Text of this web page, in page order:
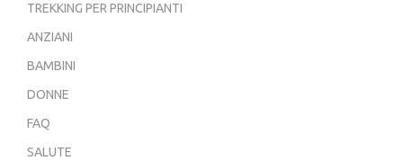
TREKKING PER PRINCIPIANTI
ANZIANI
BAMBINI
DONNE
FAQ
SALUTE